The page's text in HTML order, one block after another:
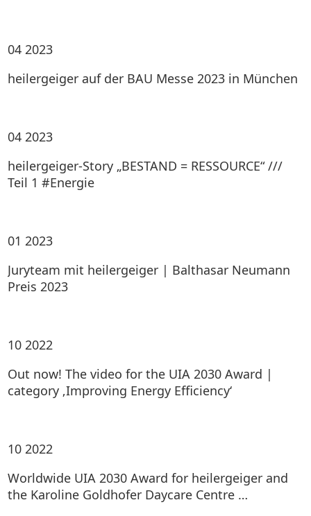
04 2023
heilergeiger auf der BAU Messe 2023 in München
04 2023
heilergeiger-Story „BESTAND = RESSOURCE“ ///
Teil 1 #Energie
01 2023
Juryteam mit heilergeiger | Balthasar Neumann
Preis 2023
10 2022
Out now! The video for the UIA 2030 Award |
category ‚Improving Energy Efficiency‘
10 2022
Worldwide UIA 2030 Award for heilergeiger and
the Karoline Goldhofer Daycare Centre …